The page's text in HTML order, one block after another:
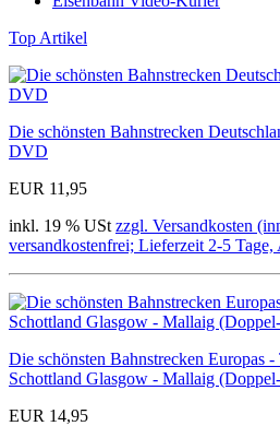
Top Artikel
Die schönsten Bahnstrecken
DVD
EUR 11,95
inkl. 19 % USt zzgl. Versandkosten
versandkostenfrei; Lieferzeit 2-5
Die schönsten Bahnstrecken Europas
Schottland Glasgow - Mallaig
EUR 14,95